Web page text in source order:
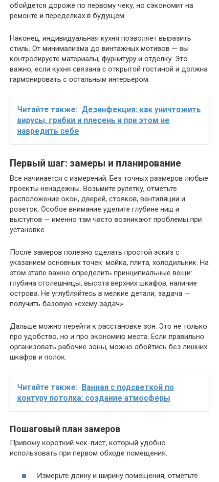
обойдется дороже по первому чеку, но сэкономит на
ремонте и переделках в будущем.
Наконец, индивидуальная кухня позволяет выразить
стиль. От минимализма до винтажных мотивов — вы
контролируете материалы, фурнитуру и отделку. Это
важно, если кухня связана с открытой гостиной и должна
гармонировать с остальным интерьером.
Читайте также: Дезинфекция: как уничтожить
вирусы, грибки и плесень и при этом не
навредить себе
Первый шаг: замеры и планирование
Все начинается с измерений. Без точных размеров любые
проекты ненадежны. Возьмите рулетку, отметьте
расположение окон, дверей, стояков, вентиляции и
розеток. Особое внимание уделите глубине ниш и
выступов — именно там часто возникают проблемы при
установке.
После замеров полезно сделать простой эскиз с
указанием основных точек: мойка, плита, холодильник. На
этом этапе важно определить принципиальные вещи:
глубина столешницы, высота верхних шкафов, наличие
острова. Не углубляйтесь в мелкие детали, задача —
получить базовую «схему задач».
Дальше можно перейти к расстановке зон. Это не только
про удобство, но и про экономию места. Если правильно
организовать рабочие зоны, можно обойтись без лишних
шкафов и полок.
Читайте также: Ванная с подсветкой по
контуру потолка: создание атмосферы
Пошаговый план замеров
Привожу короткий чек-лист, который удобно
использовать при первом обходе помещения.
Измерьте длину и ширину помещения, отметьте